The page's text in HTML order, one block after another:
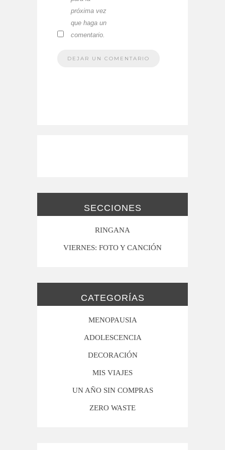
próxima vez
que haga un
comentario.
SECCIONES
RINGANA
VIERNES: FOTO Y CANCIÓN
CATEGORÍAS
MENOPAUSIA
ADOLESCENCIA
DECORACIÓN
MIS VIAJES
UN AÑO SIN COMPRAS
ZERO WASTE